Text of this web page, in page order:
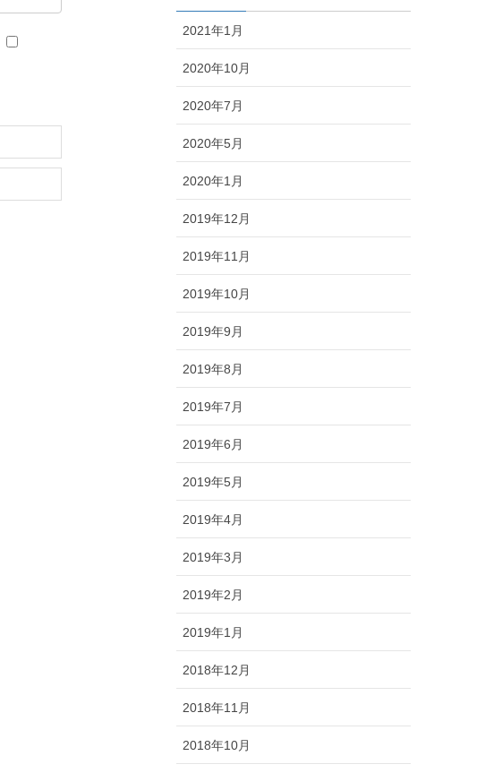
2021年1月
2020年10月
2020年7月
2020年5月
2020年1月
2019年12月
2019年11月
2019年10月
2019年9月
2019年8月
2019年7月
2019年6月
2019年5月
2019年4月
2019年3月
2019年2月
2019年1月
2018年12月
2018年11月
2018年10月